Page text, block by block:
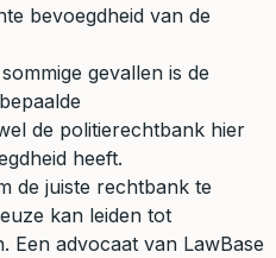
bevoegdheid van de
gevallen is de
de politierechtbank hier
heeft.
de juiste rechtbank te
kan leiden tot
Een advocaat van LawBase